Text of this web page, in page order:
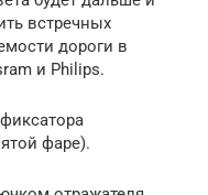
встречных
дороги в
и Philips.
фаре).